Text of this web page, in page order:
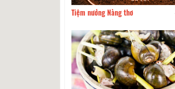
Tiệm nướng Nàng thơ